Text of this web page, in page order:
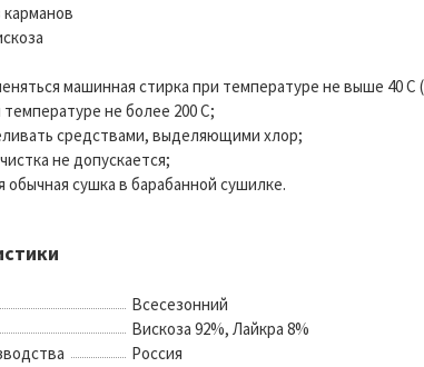
машинная стирка при температуре не выше 40
температуре не более 200 С;
средствами, выделяющими хлор;
не допускается;
обычная сушка в барабанной сушилке.
Всесезонний
Вискоза 92%, Лайкра 8%
Россия